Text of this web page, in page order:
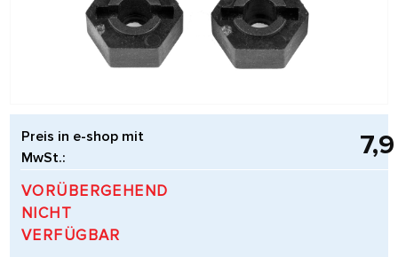
Preis in e-shop mit
MwSt.:
VORÜBERGEHEND
NICHT
VERFÜGBAR